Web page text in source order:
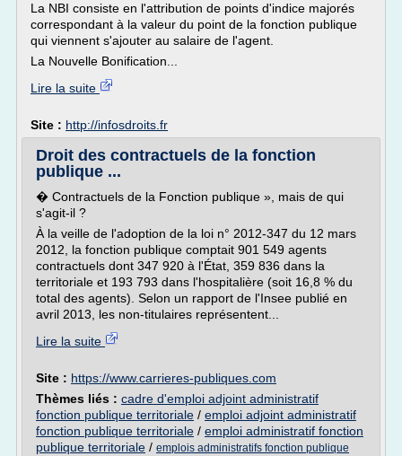
La NBI consiste en l'attribution de points d'indice majorés
correspondant à la valeur du point de la fonction publique
qui viennent s'ajouter au salaire de l'agent.
La Nouvelle Bonification...
Lire la suite
Site : http://infosdroits.fr
Droit des contractuels de la fonction
publique ...
� Contractuels de la Fonction publique », mais de qui
s'agit-il ?
À la veille de l'adoption de la loi n° 2012-347 du 12 mars
2012, la fonction publique comptait 901 549 agents
contractuels dont 347 920 à l'État, 359 836 dans la
territoriale et 193 793 dans l'hospitalière (soit 16,8 % du
total des agents). Selon un rapport de l'Insee publié en
avril 2013, les non-titulaires représentent...
Lire la suite
Site : https://www.carrieres-publiques.com
Thèmes liés : cadre d'emploi adjoint administratif
fonction publique territoriale / emploi adjoint administratif
fonction publique territoriale / emploi administratif fonction
publique territoriale / emplois administratifs fonction publique